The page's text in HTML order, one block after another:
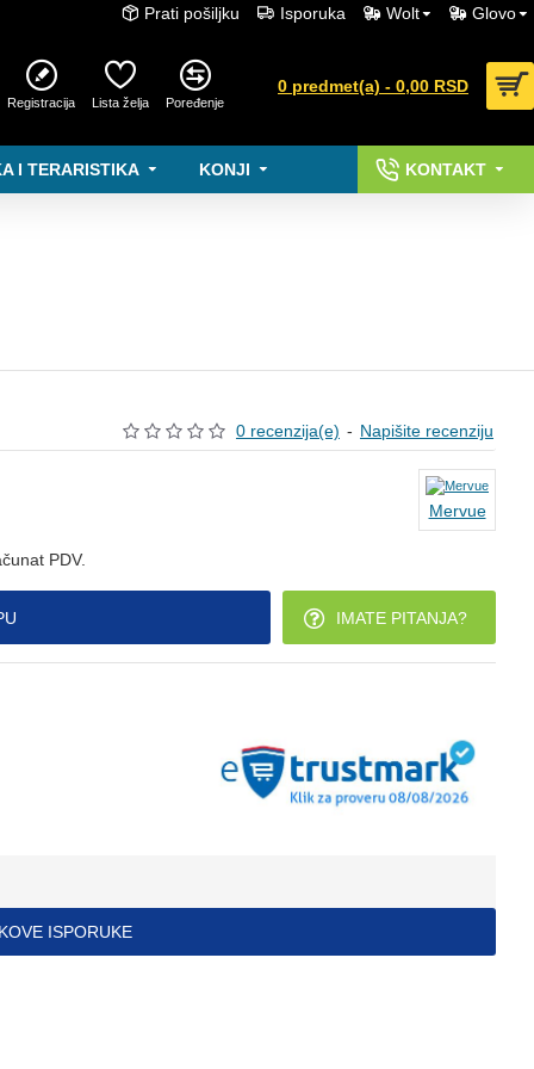
Prati pošiljku Isporuka Wolt Glovo
Registracija Lista želja Poređenje
0 predmet(a) - 0,00 RSD
I TERARISTIKA KONJI KONTAKT
0 recenzija(e) - Napišite recenziju
PDV.
Mervue
IMATE PITANJA?
ISPORUKE